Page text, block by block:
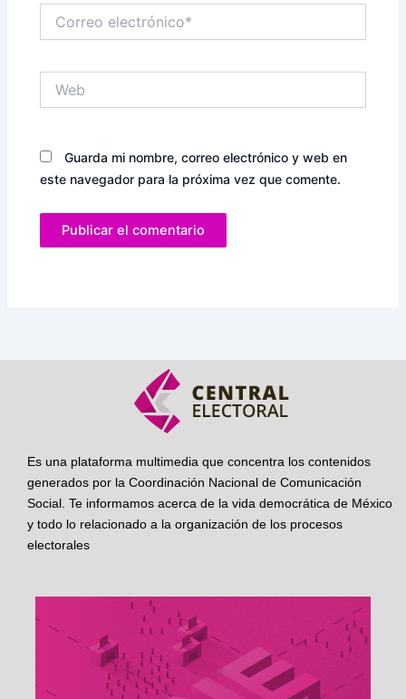
electrónico*
Guarda mi nombre, correo electrónico y web en
este navegador para la próxima vez que comente.
Es una plataforma multimedia que concentra los contenidos
generados por la Coordinación Nacional de Comunicación
Social. Te informamos acerca de la vida democrática de México
y todo lo relacionado a la organización de los procesos
electorales